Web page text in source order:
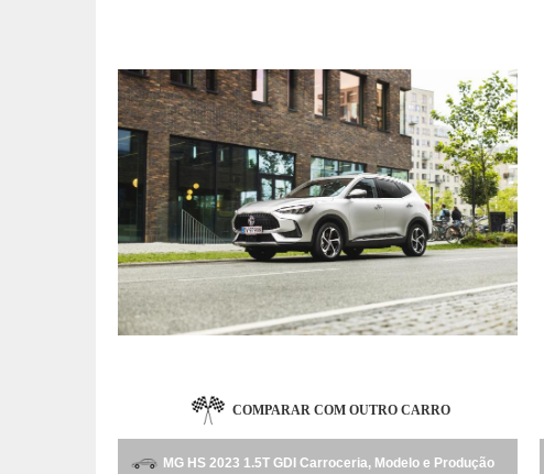
COMPARAR COM OUTRO CARRO
MG HS 2023 1.5T GDI Carroceria, Modelo e Produção